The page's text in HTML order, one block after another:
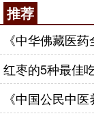
推荐
《中华佛藏医
红枣的5种最佳
《中国公民中